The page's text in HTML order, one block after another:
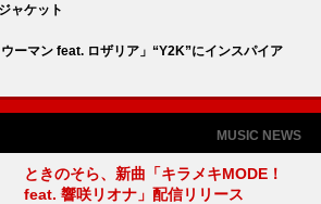
ャケット
ーマン feat. ロザリア」“Y2K”にインスパイア
MUSIC NEWS
ときのそら、新曲「キラメキMODE！
feat. 響咲リオナ」配信リリース